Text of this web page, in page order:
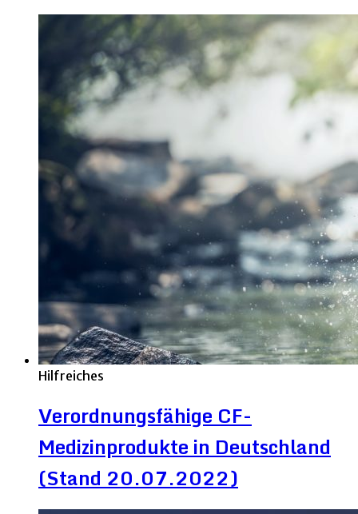
Hilfreiches
Verordnungsfähige CF-
Medizinprodukte in Deutschland
(Stand 20.07.2022)